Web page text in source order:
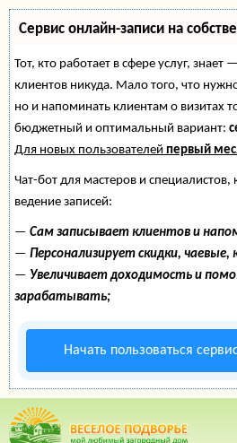
Сервис онлайн-записи на
Тот, кто работает в сфере услуг, знает
клиентов никуда. Мало того, что
но и напоминать клиентам о визитах
бюджетный и оптимальный вариант:
Для новых пользователей первый
Чат-бот для мастеров и
ведение записей:
— Сам записывает клиентов и
— Персонализирует скидки,
— Увеличивает доходимость и
зарабатывать;
Начать пользоваться